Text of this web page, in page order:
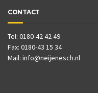
CONTACT
Tel: 0180-42 42 49
Fax: 0180-43 15 34
Mail: info@neijenesch.nl